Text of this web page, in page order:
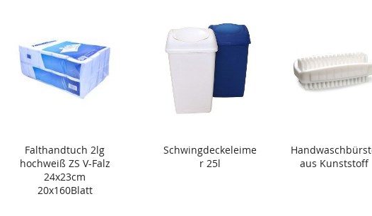
Falthandtuch 2lg
hochweiß ZS V-Falz
24x23cm
20x160Blatt
Schwingdeckeleime
r 25l
aus Kunststoff